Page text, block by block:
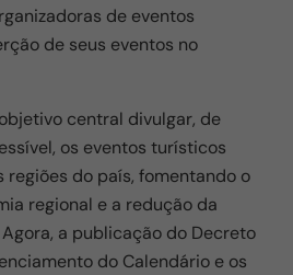
de eventos
de seus eventos no
central divulgar, de
os eventos turísticos
regiões do país, fomentando o
regional e a redução da
a publicação do Decreto
do Calendário e os